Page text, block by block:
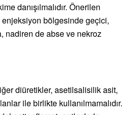
danışılmalıdır. Önerilen
enjeksiyon bölgesinde geçici,
nadiren de abse ve nekroz
diüretikler, asetilsalisilik asit,
ile birlikte kullanılmamalıdır.